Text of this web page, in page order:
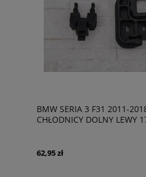
BMW SERIA 3 F31 2011-
CHŁODNICY DOLNY LEWY
62,95 zł